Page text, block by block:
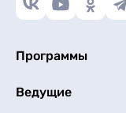
Программы
Ведущие